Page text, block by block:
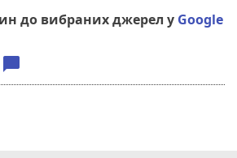
до вибраних джерел у Google
chat_bubble